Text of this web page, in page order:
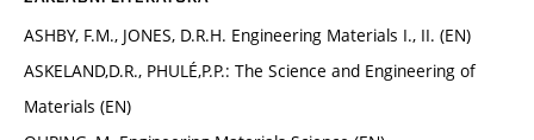
ASHBY, F.M., JONES, D.R.H. Engineering Materials I., II. (EN)
ASKELAND,D.R., PHULÉ,P.P.: The Science and Engineering of
Materials (EN)